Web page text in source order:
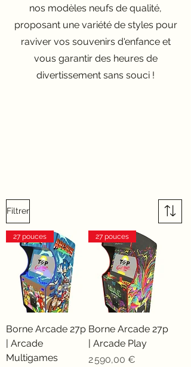
nos modèles neufs de qualité,
proposant une variété de styles pour
raviver vos souvenirs d'enfance et
vous garantir des heures de
divertissement sans souci !
Filtrer
27 pouces
Borne Arcade 27p
| Arcade
Multigames
27 pouces
Borne Arcade 27p
| Arcade Play
Prix
2 590,00 €